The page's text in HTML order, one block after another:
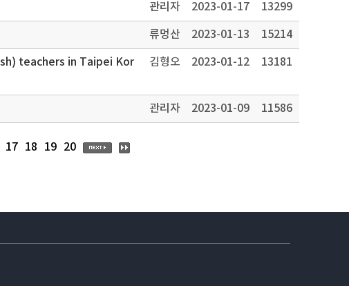
관리자 2023-01-17 13299
류멍산 2023-01-13 15214
teachers in Taipei Kor
김형오 2023-01-12 13181
관리자 2023-01-09 11586
17 18 19
20